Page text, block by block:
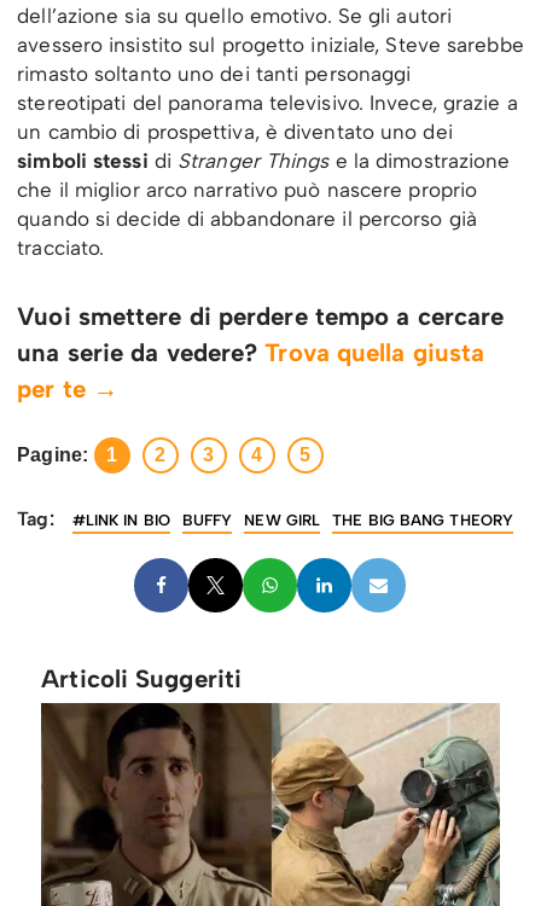
dell’azione sia su quello emotivo. Se gli autori
avessero insistito sul progetto iniziale, Steve sarebbe
rimasto soltanto uno dei tanti personaggi
stereotipati del panorama televisivo. Invece, grazie a
un cambio di prospettiva, è diventato uno dei
simboli stessi di Stranger Thingse la dimostrazione
che il miglior arco narrativo può nascere proprio
quando si decide di abbandonare il percorso già
tracciato.
Vuoi smettere di perdere tempo a cercare
una serie da vedere?Trova quella giusta
per te →
Pagine: 1 2 3 4 5
Tag: #LINK IN BIO BUFFY NEW GIRL THE BIG BANG THEORY
Articoli Suggeriti